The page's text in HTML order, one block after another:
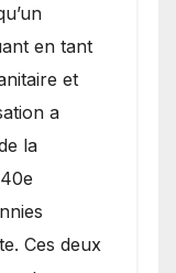
en tant
et
a
la
Ces deux